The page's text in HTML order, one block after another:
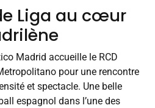
Liga au cœur
Madrid accueille le RCD
pour une rencontre
et spectacle. Une belle
espagnol dans l’une des